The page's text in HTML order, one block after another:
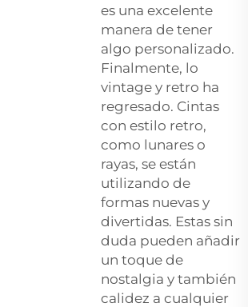
es una excelente
manera de tener
algo personalizado.
Finalmente, lo
vintage y retro ha
regresado. Cintas
con estilo retro,
como lunares o
rayas, se están
utilizando de
formas nuevas y
divertidas. Estas sin
duda pueden añadir
un toque de
nostalgia y también
calidez a cualquier